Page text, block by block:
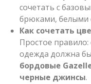
сочетать с
брюками, белыми
Как сочетать
Простое правило:
одежда должна
бордовые
черные джинсы.